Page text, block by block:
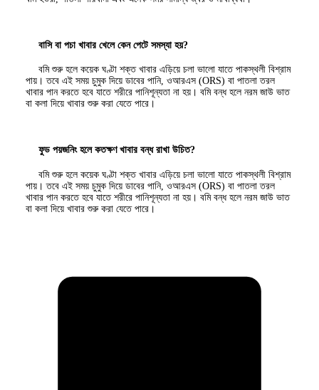
বাসি বা পচা খাবার খেলে কেন পেটে সমস্যা হয়?
বমি শুরু হলে কয়েক ঘণ্টা শক্ত খাবার এড়িয়ে চলা ভালো যাতে পাকস্থলী বিশ্রাম
পায়। তবে এই সময় চুমুক দিয়ে ডাবের পানি, ওআরএস (ORS) বা পাতলা তরল
খাবার পান করতে হবে যাতে শরীরে পানিশূন্যতা না হয়। বমি বন্ধ হলে নরম জাউ ভাত
বা কলা দিয়ে খাবার শুরু করা যেতে পারে।
ফুড পয়জনিং হলে কতক্ষণ খাবার বন্ধ রাখা উচিত?
বমি শুরু হলে কয়েক ঘণ্টা শক্ত খাবার এড়িয়ে চলা ভালো যাতে পাকস্থলী বিশ্রাম
পায়। তবে এই সময় চুমুক দিয়ে ডাবের পানি, ওআরএস (ORS) বা পাতলা তরল
খাবার পান করতে হবে যাতে শরীরে পানিশূন্যতা না হয়। বমি বন্ধ হলে নরম জাউ ভাত
বা কলা দিয়ে খাবার শুরু করা যেতে পারে।